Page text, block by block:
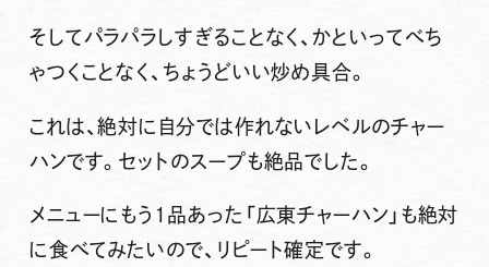
そしてパラパラしすぎることなく、かといってべち
ゃつくことなく、ちょうどいい炒め具合。
これは、絶対に自分では作れないレベルのチャー
ハンです。セットのスープも絶品でした。
メニューにもう1品あった「広東チャーハン」も絶対
に食べてみたいので、リピート確定です。